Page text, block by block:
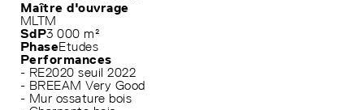
Maître d'ouvrage
MLTM
SdP3 000 m²
PhaseEtudes
Performances
- RE2020 seuil 2022
- BREEAM Very Good
- Mur ossature bois